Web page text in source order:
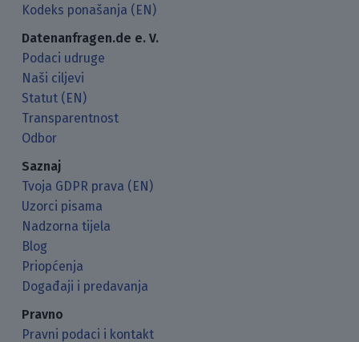
Kodeks ponašanja (EN)
Datenanfragen.de e. V.
Podaci udruge
Naši ciljevi
Statut (EN)
Transparentnost
Odbor
Saznaj
Tvoja GDPR prava (EN)
Uzorci pisama
Nadzorna tijela
Blog
Priopćenja
Događaji i predavanja
Pravno
Pravni podaci i kontakt